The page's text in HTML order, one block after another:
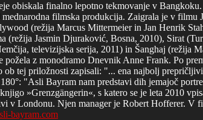
obiskala finalno lepotno tekmovanje v
filmska produkcija. Zaigrala je v filmu
(režija Marcus Mittermeier in Jan Henrik
Jasmin Djuraković, Bosna, 2010), Sirat
televizijska serija, 2011) in Šanghaj (režija
z monodramo Dnevnik Anne Frank. Po
tej priložnosti zapisali: "... ena najbolj
"Asli Bayram nam predstavi dih jemajoč
»Grenzgängerin«, s katero se je leta 2010
v Londonu. Njen manager je Robert Hofferer. V
bayram.com